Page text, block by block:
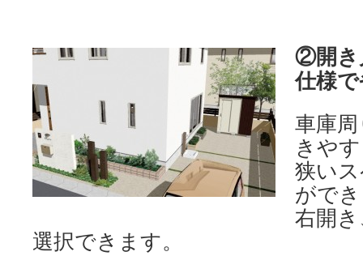
②開き
仕様
車庫
きや
狭い
がで
右開
選択できます。